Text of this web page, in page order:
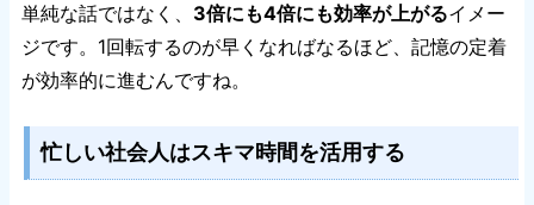
単純な話ではなく、 3倍にも4倍にも効率が上がるイメー
ジです。1回転するのが早くなればなるほど、記憶の定着
が効率的に進むんですね。
忙しい社会人はスキマ時間を活用する